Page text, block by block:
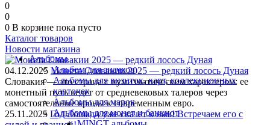
0
0
0 В корзине пока пусто
Каталог товаров
Альбомы
Альбом для значков
Альбомы для визиток, карт, коллекционных
карточек
Альбомы для марок
Альбомы для монет и банкнот
Новости магазина
04.12.2025 Монета Словакии 2025 — редкий лосось Дуная
Словакия — это страна с нумизматическим характером: ее
монетный путь ведет от средневековых талеров через
самостоятельные кроны к современным евро.
25.11.2025 Год Лошади уже скачет к нам! Встречаем его с